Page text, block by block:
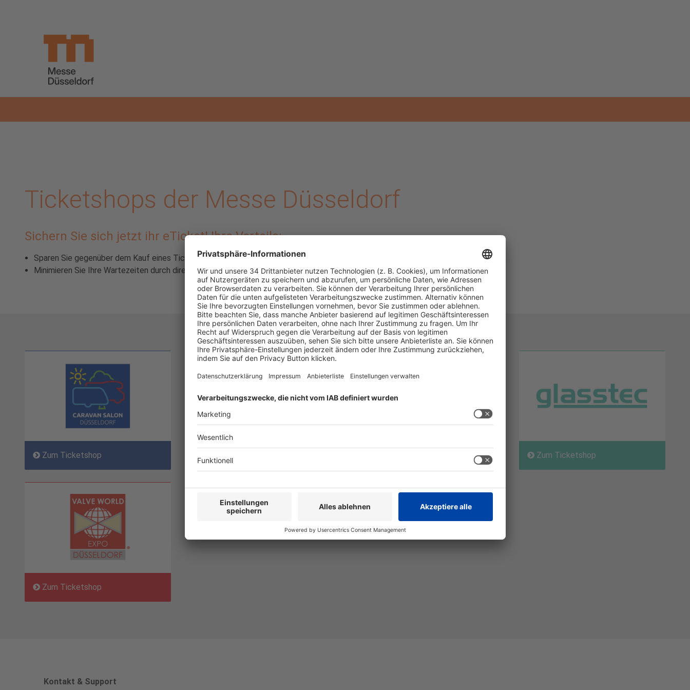
Ticketshops der Messe Düsseldorf
Sichern Sie sich jetzt ihr eTicket! Ihre Vorteile:
Sparen Sie gegenüber dem Kauf eines Tickets vor Ort
Minimieren Sie Ihre Wartezeiten durch direkten Zutritt am Drehkreuz
Zum Ticketshop Zum Ticketshop Zum Ticketshop
Zum Ticketshop
Kontakt & Support